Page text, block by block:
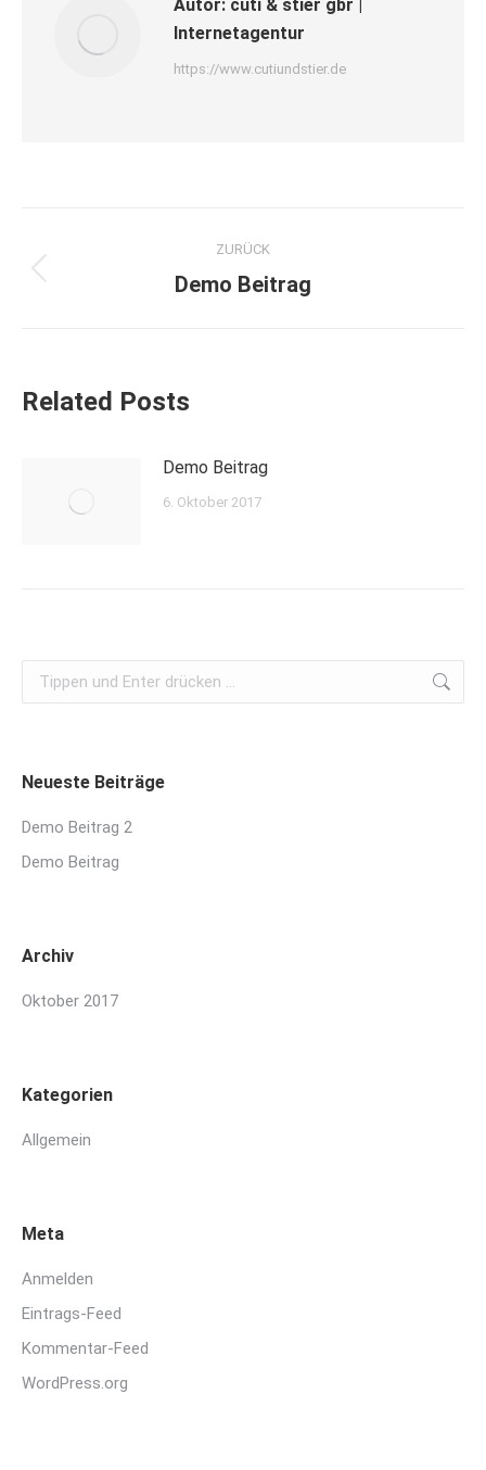
Autor: cuti & stier gbr |
Internetagentur
https://www.cutiundstier.de
Kommentarnavigation
ZURÜCK
Vorheriger
Demo Beitrag
Related Posts
Demo Beitrag
6. Oktober 2017
Search:
Neueste Beiträge
Demo Beitrag 2
Demo Beitrag
Archiv
Oktober 2017
Kategorien
Allgemein
Meta
Anmelden
Eintrags-Feed
Kommentar-Feed
WordPress.org